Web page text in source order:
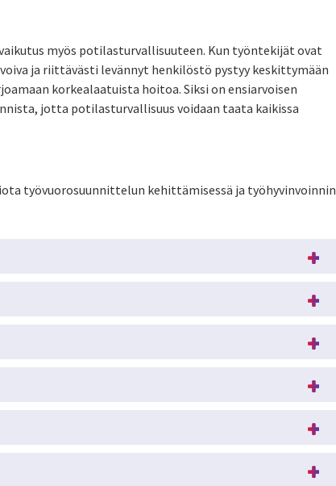
myös potilasturvallisuuteen. Kun työntekijät ovat
ja riittävästi levännyt henkilöstö pystyy keskittymään
korkealaatuista hoitoa. Siksi on ensiarvoisen
jotta potilasturvallisuus voidaan taata kaikissa
työvuorosuunnittelun kehittämisessä ja työhyvinvoinnin